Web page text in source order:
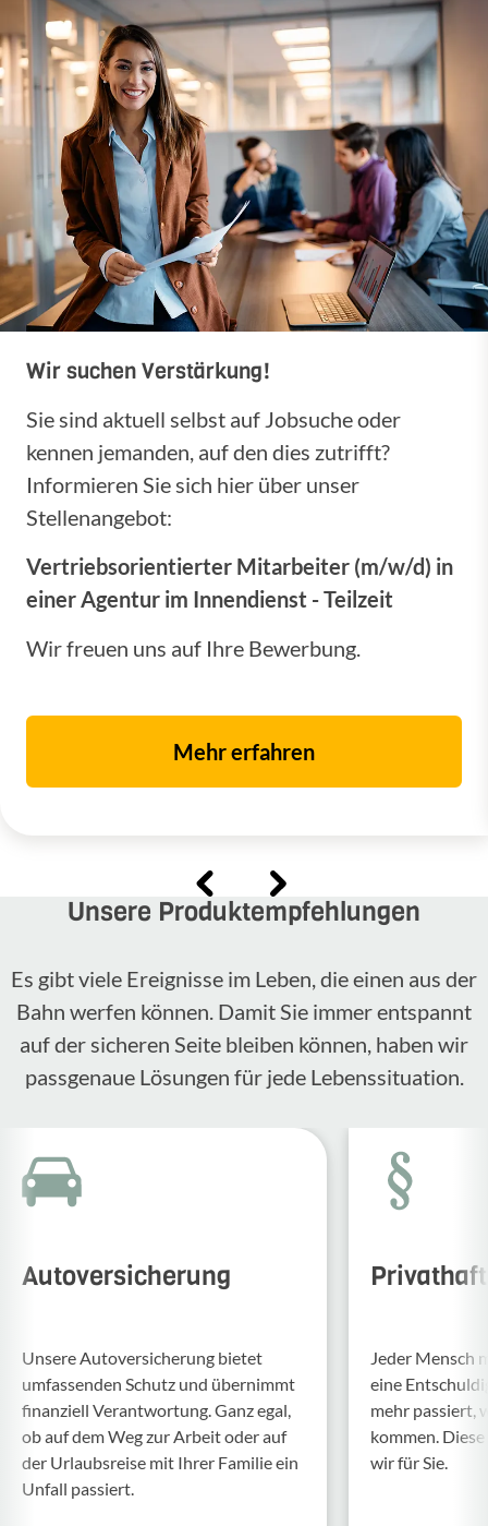
Wir suchen Verstärkung!
Sie sind aktuell selbst auf Jobsuche oder
kennen jemanden, auf den dies zutrifft?
Informieren Sie sich hier über unser
Stellenangebot:
Vertriebsorientierter Mitarbeiter (m/w/d) in
einer Agentur im Innendienst - Teilzeit
Wir freuen uns auf Ihre Bewerbung.
Mehr erfahren
Unsere Produktempfehlungen
Es gibt viele Ereignisse im Leben, die einen aus der
Bahn werfen können. Damit Sie immer entspannt
auf der sicheren Seite bleiben können, haben wir
passgenaue Lösungen für jede Lebenssituation.
Autoversicherung
Unsere Auto­ver­si­che­rung bietet
umfas­senden Schutz und über­nimmt
finan­ziell Verant­wor­tung. Ganz egal,
ob auf dem Weg zur Arbeit oder auf
der Urlaubs­reise mit Ihrer Familie ein
Unfall passiert.
Jeder Mensch
eine
mehr passiert,
kommen.
wir für Sie.